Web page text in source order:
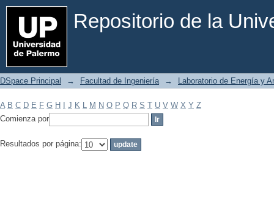
Repositorio de la
Filtrar por: Materia
DSpace Principal → Facultad de Ingeniería → Laboratorio de Energía y
A B C D E F G H J K L M N O P Q R S T U V W X Y Z
Comienza por
Resultados por página: